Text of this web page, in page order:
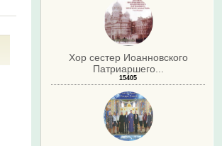
Хор сестер Иоанновского
Патриаршего...
15405